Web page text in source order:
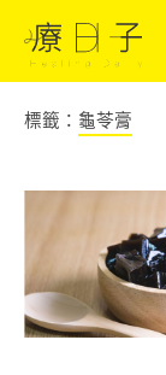
標籤： 龜苓膏